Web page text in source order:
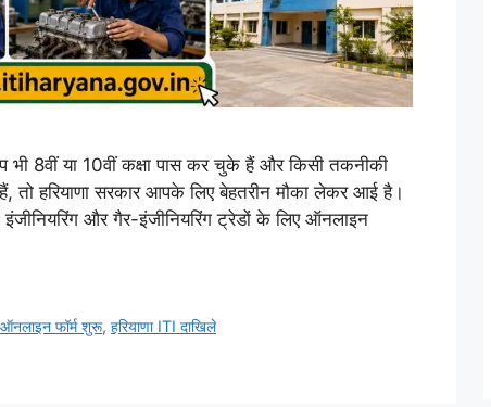
या 10वीं कक्षा पास कर चुके हैं और किसी तकनीकी
हरियाणा सरकार आपके लिए बेहतरीन मौका लेकर आई है।
और गैर-इंजीनियरिंग ट्रेडों के लिए ऑनलाइन
ऑनलाइन फॉर्म शुरू,हरियाणा ITI दाखिले